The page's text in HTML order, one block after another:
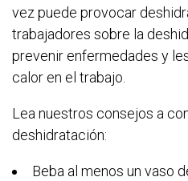
vez puede provocar
trabajadores sobre la
prevenir enfermedades y
calor en el trabajo.
Lea nuestros consejos a
deshidratación:
Beba al menos un vaso